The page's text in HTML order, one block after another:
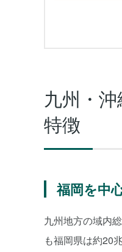
九州・
特徴
福岡を中
九州地方の域内
も福岡県は約20